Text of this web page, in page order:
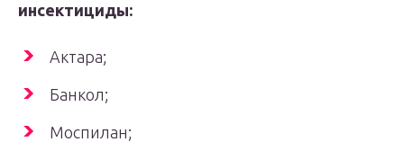
инсектициды:
Актара;
Банкол;
Моспилан;